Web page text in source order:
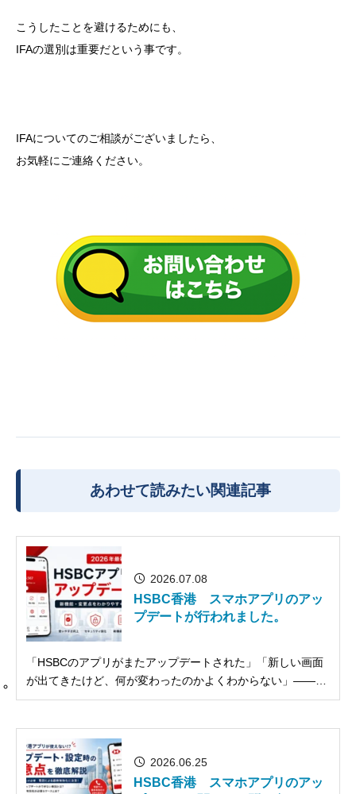
こうしたことを避けるためにも、
IFAの選別は重要だという事です。
IFAについてのご相談がございましたら、
お気軽にご連絡ください。
あわせて読みたい関連記事
2026.07.08
HSBC香港 スマホアプリのアッ
プデートが行われました。
「HSBCのアプリがまたアップデートされた」「新しい画面
が出てきたけど、何が変わったのかよくわからない」——そ
んな経験をされた方も多いのではないでしょうか。 HSBC香
に表示された案内画...
2026.06.25
HSBC香港 スマホアプリのアッ